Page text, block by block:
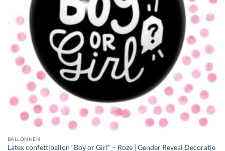
BALLONNEN
Latex confettiballon “Boy or Girl” – Roze | Gender Reveal Decoratie